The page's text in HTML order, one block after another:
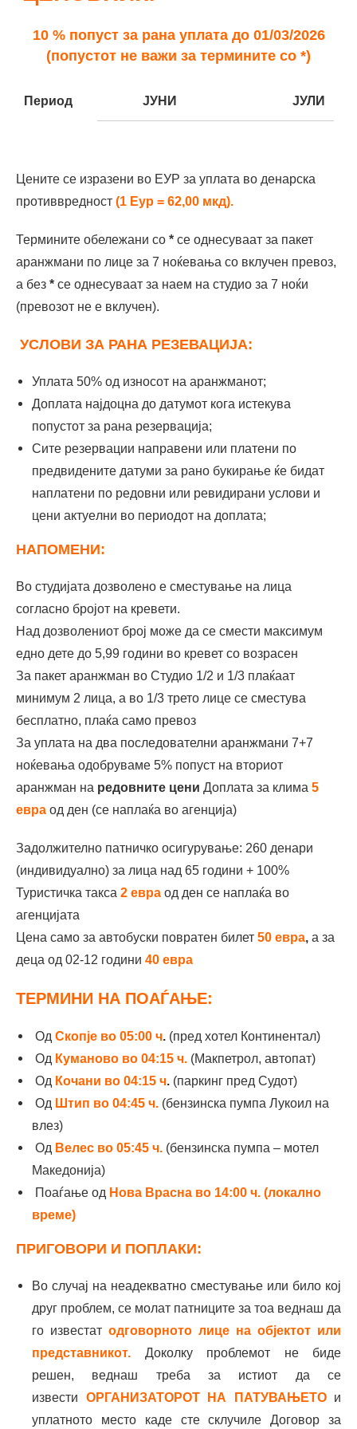
10 % попуст за рана уплата до 01/03/2026
(попустот не важи за термините со *)
Период ЈУНИ ЈУЛИ
Ноќевања 7* 7 7 7 7 7
1/3 139 289 319 349 369 379 399
Цените се изразени во ЕУР за уплата во денарска
противвредност (1 Еур = 62,00 мкд).
Термините обележани со * се однесуваат за пакет
аранжмани по лице за 7 ноќевања со вклучен превоз,
а без * се однeсуваат за наем на студио за 7 ноќи
(превозот не е вклучен).
УСЛОВИ ЗА РАНА РЕЗЕВАЦИЈА:
Уплата 50% од износот на аранжманот;
Доплата најдоцна до датумот кога истекува
попустот за рана резервација;
Сите резервации направени или платени по
предвидените датуми за рано букирање ќе бидат
наплатени по редовни или ревидирани услови и
цени актуeлни во периодот на доплата;
НАПОМЕНИ:
Во студијата дозволено е сместување на лица
согласно бројот на кревети.
Над дозволениот број може да се смести максимум
едно дете до 5,99 години во кревет со возрасен
За пакет аранжман во Студио 1/2 и 1/3 плаќаат
минимум 2 лица, а во 1/3 трето лице се сместува
бесплатно, плаќа само превоз
За уплата на два последователни аранжмани 7+7
ноќевања одобруваме 5% попуст на вториот
аранжман на редовните цени Доплата за клима 5
евра од ден (се наплаќа во агенција)
Задолжително патничко осигурување: 260 денари
(индивидуално) за лица над 65 години + 100%
Туристичка такса 2 евра од ден се наплаќа во
агенцијата
Цена само за автобуски повратен билет 50 евра, а за
деца од 02-12 години 40 евра
ТЕРМИНИ НА ПОАЃАЊЕ:
Oд Скопје во 05:00 ч. (пред хотел Континентал)
Oд Куманово во 04:15 ч. (Макпетрол, автопат)
Од Кочани во 04:15 ч. (паркинг пред Судот)
Од Штип во 04:45 ч. (бензинска пумпа Лукоил на
влез)
Од Велес во 05:45 ч. (бензинска пумпа – мотел
Македонија)
Поаѓање од Нова Врасна во 14:00 ч. (локално
време)
ПРИГОВОРИ И ПОПЛАКИ:
Во случај на неадекватно сместување или било кој
друг проблем, се молат патниците за тоа веднаш да
го известат одговорното лице на објектот или
представникот. Доколку проблемот не биде
решен, веднаш треба за истиот да се
извести ОРГАНИЗАТОРОТ НА ПАТУВАЊЕТОи
уплатното место каде сте склучиле Договор за